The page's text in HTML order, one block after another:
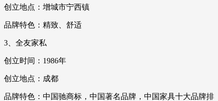
创立地点：增城市宁西镇
品牌特色：精致、舒适
3、全友家私
创立时间：1986年
创立地点：成都
品牌特色：中国驰商标，中国著名品牌，中国家具十大品牌排